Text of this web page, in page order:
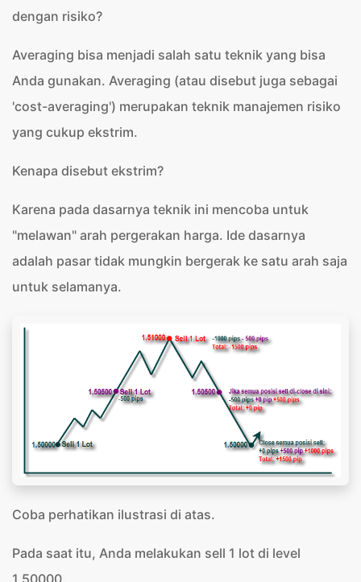
dengan risiko?
Averaging bisa menjadi salah satu teknik yang bisa
Anda gunakan. Averaging (atau disebut juga sebagai
'cost-averaging') merupakan teknik manajemen risiko
yang cukup ekstrim.
Kenapa disebut ekstrim?
Karena pada dasarnya teknik ini mencoba untuk
"melawan" arah pergerakan harga. Ide dasarnya
adalah pasar tidak mungkin bergerak ke satu arah saja
untuk selamanya.
Coba perhatikan ilustrasi di atas.
Pada saat itu, Anda melakukan sell 1 lot di level